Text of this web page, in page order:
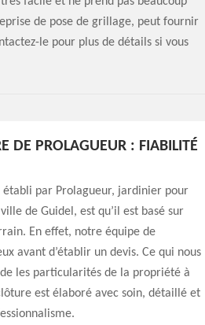
de pose de grillage, peut fournir
le pour plus de détails si vous
DE PROLAGUEUR : FIABILITÉ
établi par Prolagueur, jardinier pour
de Guidel, est qu’il est basé sur
En effet, notre équipe de
avant d’établir un devis. Ce qui nous
les particularités de la propriété à
est élaboré avec soin, détaillé et